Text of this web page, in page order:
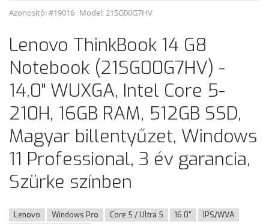
Azonosító: #19016 Model:21SG00G7HV
Lenovo ThinkBook 14 G8
Notebook (21SG00G7HV) -
14.0" WUXGA, Intel Core 5-
210H, 16GB RAM, 512GB SSD,
Magyar billentyűzet, Windows
11 Professional, 3 év garancia,
Szürke színben
Lenovo Windows Pro Core 5 / Ultra 5 16.0"
IPS/WVA